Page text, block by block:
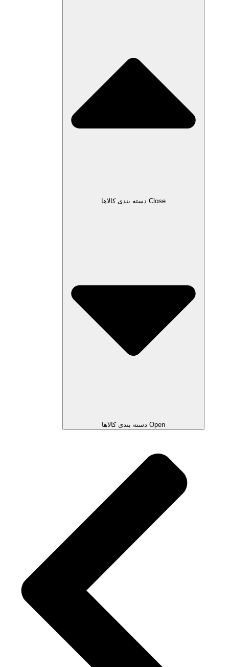
Close دسته بندی کالاها
Open دسته بندی کالاها